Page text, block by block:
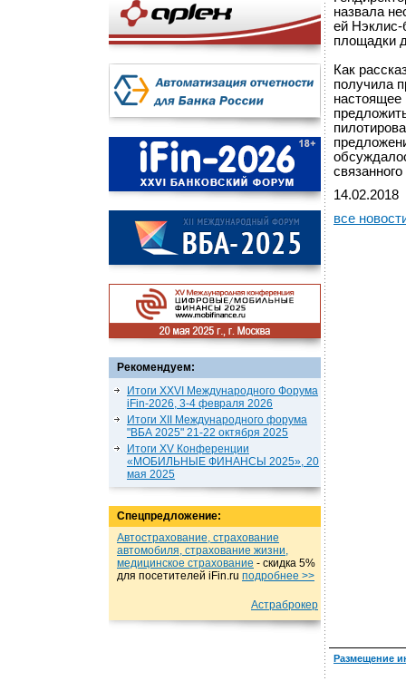
Рекомендуем:
Итоги XXVI Международного Форума
iFin-2026, 3-4 февраля 2026
Итоги XII Международного форума
"ВБА 2025" 21-22 октября 2025
Итоги XV Конференции
«МОБИЛЬНЫЕ ФИНАНСЫ 2025», 20
мая 2025
Спецпредложение:
Автострахование, страхование
автомобиля, страхование жизни,
медицинское страхование - cкидка 5%
для посетителей iFin.ru подробнеe >>
Астраброкер
назвала
ей Нэклис-
площадки
Как
получила
настоящее
14.02.2018
все
Размещение